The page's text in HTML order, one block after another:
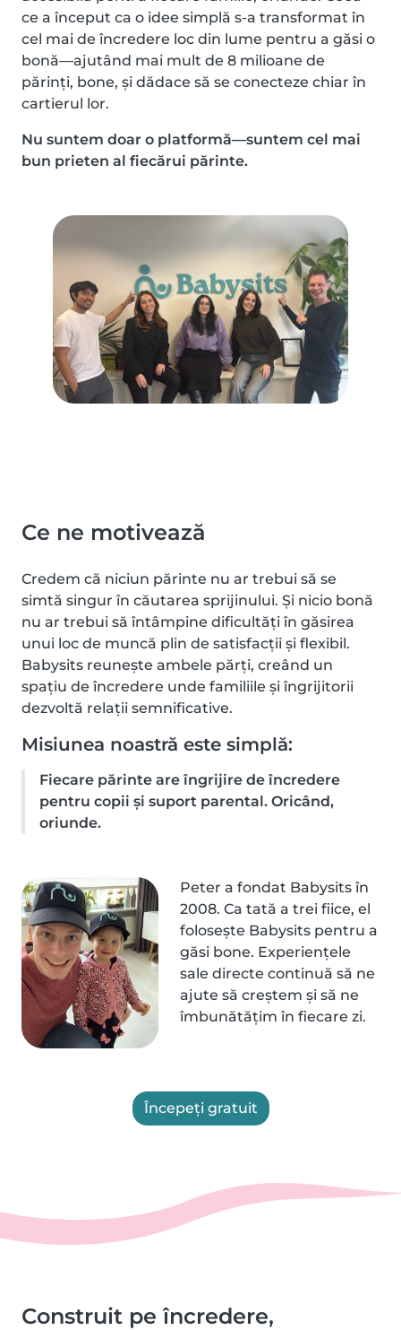
ce a început ca o idee simplă s-a transformat în
cel mai de încredere loc din lume pentru a găsi o
bonă—ajutând mai mult de 8 milioane de
părinţi, bone, şi dădace să se conecteze chiar în
cartierul lor.
Nu suntem doar o platformă—suntem cel mai
bun prieten al fiecărui părinte.
Ce ne motivează
Credem că niciun părinte nu ar trebui să se
simtă singur în căutarea sprijinului. Și nicio bonă
nu ar trebui să întâmpine dificultăți în găsirea
unui loc de muncă plin de satisfacții și flexibil.
Babysits reunește ambele părți, creând un
spațiu de încredere unde familiile și îngrijitorii
dezvoltă relații semnificative.
Misiunea noastră este simplă:
Fiecare părinte are îngrijire de încredere
pentru copii și suport parental. Oricând,
oriunde.
Peter a fondat Babysits în
2008. Ca tată a trei fiice, el
folosește Babysits pentru a
găsi bone. Experiențele
sale directe continuă să ne
ajute să creștem și să ne
îmbunătățim în fiecare zi.
Începeți gratuit
Construit pe încredere,